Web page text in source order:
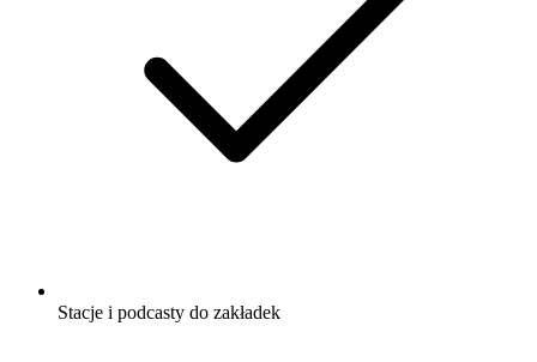
Stacje i podcasty do zakładek